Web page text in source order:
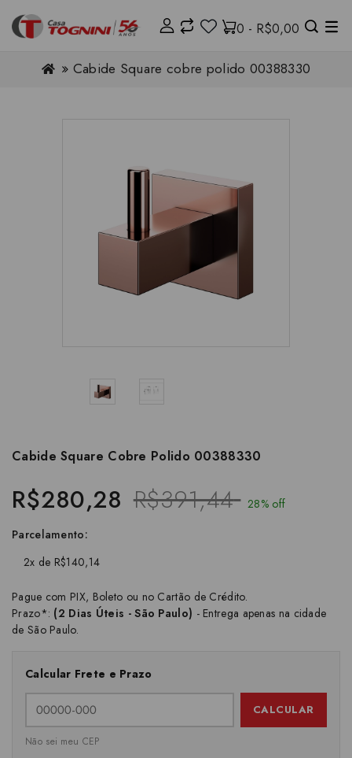
0 - R$0,00
Cabide Square cobre polido 00388330
Cabide Square Cobre Polido 00388330
R$280,28 R$391,44 28% off
Parcelamento:
2x de R$140,14
Pague com PIX, Boleto ou no Cartão de Crédito.
Prazo*: (2 Dias Úteis - São Paulo) - Entrega apenas na cidade
de São Paulo.
Calcular Frete e Prazo
CALCULAR
Não sei meu CEP